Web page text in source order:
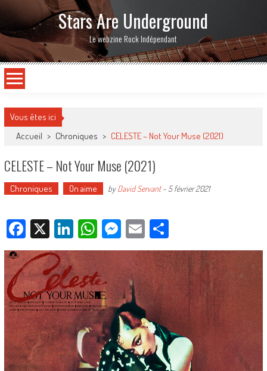
Stars Are Underground
Le webzine Rock Indépendant
Vous êtes ici
Accueil > Chroniques > CELESTE – Not Your Muse (2021)
CELESTE – Not Your Muse (2021)
Chroniques On aime byDavid Servant- 5 février 2021
Facebook
X LinkedIn
WhatsApp
Messenger
EmailPartager